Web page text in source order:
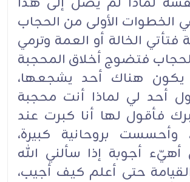
الخطوات الأولى من الحجاب
الخالة أو العمة وترمي
فتضوج أخلاق المحجبة
يكون هناك أحد يشجعها،
أحد لي لماذا أنت محجبة
فأقول لها أنا كبرت عند
وأحسست بروحانية كبيرة،
أهيّء أجوبة إذا سألني الله
حتى أعلم كيف أجيب،